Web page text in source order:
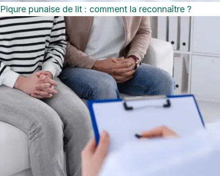
Piqure punaise de lit : comment la reconnaître ?